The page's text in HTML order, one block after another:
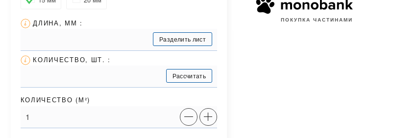
ДЛИНА, ММ :
Разделить лист
КОЛИЧЕСТВО, ШТ. :
Рассчитать
КОЛИЧЕСТВО (М²)
ПОКУПКА ЧАСТИНАМИ